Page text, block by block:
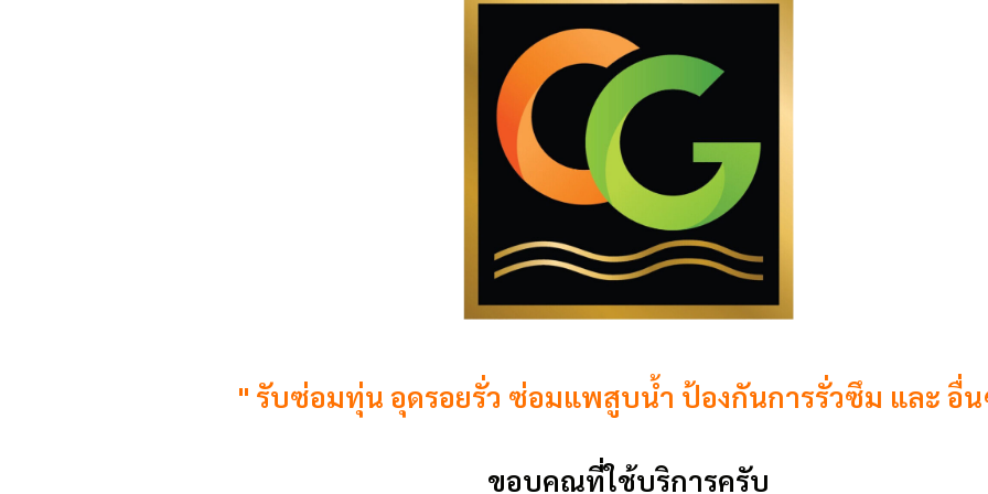
" รับซ่อมทุ่น อุดรอยรั่ว ซ่อมแพสูบน้ำ ป้องกันการรั่วซึม และ อื่
ขอบคุณที่ใช้บริการครับ